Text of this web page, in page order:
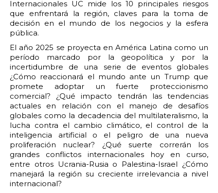
Internacionales UC mide los 10 principales riesgos
que enfrentará la región, claves para la toma de
decisión en el mundo de los negocios y la esfera
pública.
El año 2025 se proyecta en América Latina como un
período marcado por la geopolítica y por la
incertidumbre de una serie de eventos globales
¿Cómo reaccionará el mundo ante un Trump que
promete adoptar un fuerte proteccionismo
comercial? ¿Qué impacto tendrán las tendencias
actuales en relación con el manejo de desafíos
globales como la decadencia del multilateralismo, la
lucha contra el cambio climático, el control de la
inteligencia artificial o el peligro de una nueva
proliferación nuclear? ¿Qué suerte correrán los
grandes conflictos internacionales hoy en curso,
entre otros Ucrania-Rusia o Palestina-Israel ¿Cómo
manejará la región su creciente irrelevancia a nivel
internacional?